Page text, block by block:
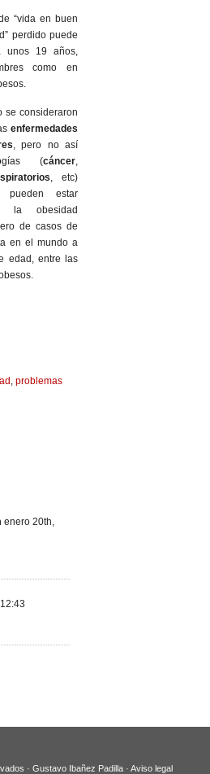
“vida en buen
perdido puede
unos 19 años,
como en
se consideraron
enfermedades
, pero no así
(cáncer,
, etc)
pueden estar
la obesidad
de casos de
en el mundo a
edad, entre las
, problemas
enero 20th,
· Gustavo Ibañez Padilla · Aviso legal